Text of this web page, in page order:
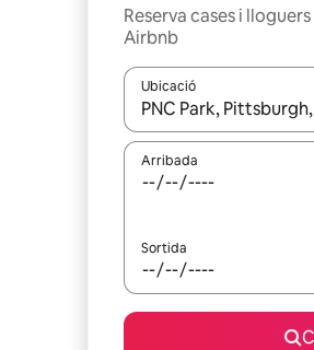
Reserva cases i
Airbnb
Ubicació
Quan els resultats
Arribada
Sortida